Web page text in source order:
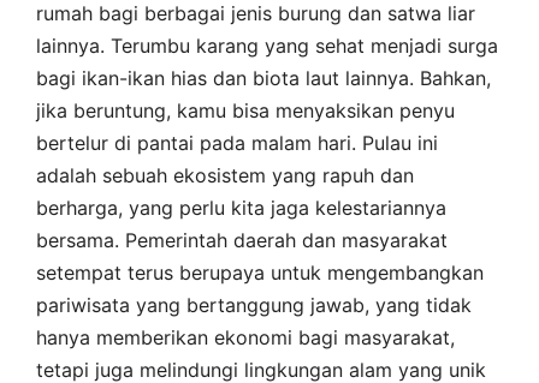
rumah bagi berbagai jenis burung dan satwa liar
lainnya. Terumbu karang yang sehat menjadi surga
bagi ikan-ikan hias dan biota laut lainnya. Bahkan,
jika beruntung, kamu bisa menyaksikan penyu
bertelur di pantai pada malam hari. Pulau ini
adalah sebuah ekosistem yang rapuh dan
berharga, yang perlu kita jaga kelestariannya
bersama. Pemerintah daerah dan masyarakat
setempat terus berupaya untuk mengembangkan
pariwisata yang bertanggung jawab, yang tidak
hanya memberikan ekonomi bagi masyarakat,
tetapi juga melindungi lingkungan alam yang unik